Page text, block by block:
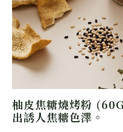
柚皮焦糖燒烤粉
出誘人焦糖色澤。